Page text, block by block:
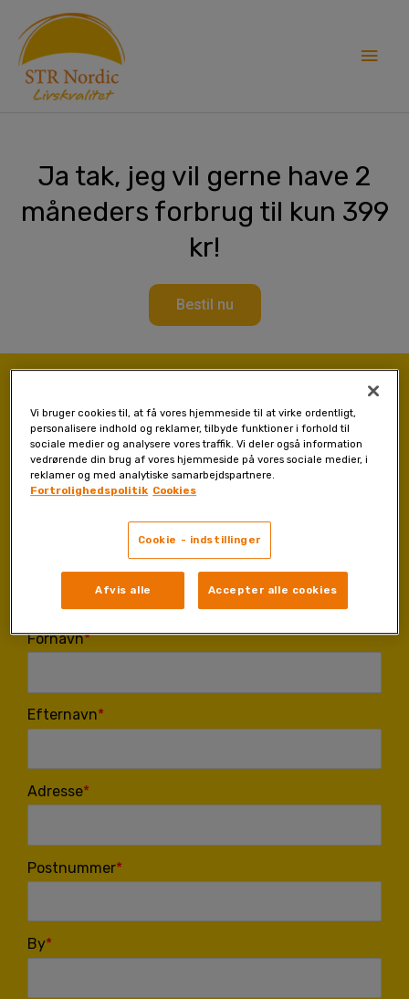
content
Ja tak, jeg vil gerne have 2
måneders forbrug til kun 399
kr!
Bestil nu
Den første forsendelse indeholder 60 Menopause Plus kapsler til
en pris af 399 kr (inkluderer moms og forsendelse). Betaling kun
med faktura (bankoverførsel), som sendes sammen med
produktet. Forfaldsdatoen på fakturaen er 21 dage efter
Grønland og Færøerne). Forsendelsen vil blive leveret til din
postkasse inden for to uger. Produktet har 14 dages
fortrydelsesret.
Fornavn
Efternavn
Adresse
Postnummer
By
Vi bruger cookies til, at få vores hjemmeside til at virke ordentligt,
personalisere indhold og reklamer, tilbyde funktioner i forhold til
sociale medier og analysere vores traffik. Vi deler også information
vedrørende din brug af vores hjemmeside på vores sociale medier, i
reklamer og med analytiske samarbejdspartnere.
Fortrolighedspolitik Cookies
Cookie - indstillinger
Afvis alle Accepter alle cookies